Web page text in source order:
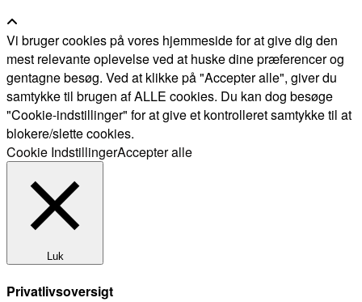
Vi bruger cookies på vores hjemmeside for at give dig den
mest relevante oplevelse ved at huske dine præferencer og
gentagne besøg. Ved at klikke på "Accepter alle", giver du
samtykke til brugen af ALLE cookies. Du kan dog besøge
"Cookie-indstillinger" for at give et kontrolleret samtykke til at
blokere/slette cookies.
Cookie IndstillingerAccepter alle
Luk
Privatlivsoversigt